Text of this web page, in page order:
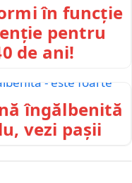
în funcție
pentru
de ani!
îngălbenită
vezi pașii